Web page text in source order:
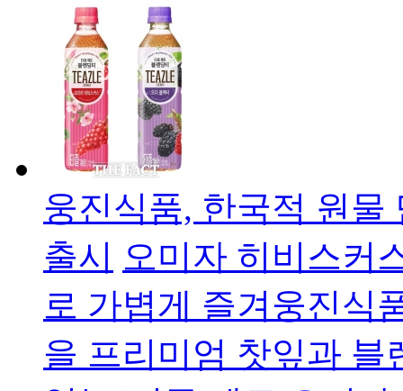
웅진식품, 한국적 원물
출시 오미자 히비스커
로 가볍게 즐겨웅진식
을 프리미엄 찻잎과 블